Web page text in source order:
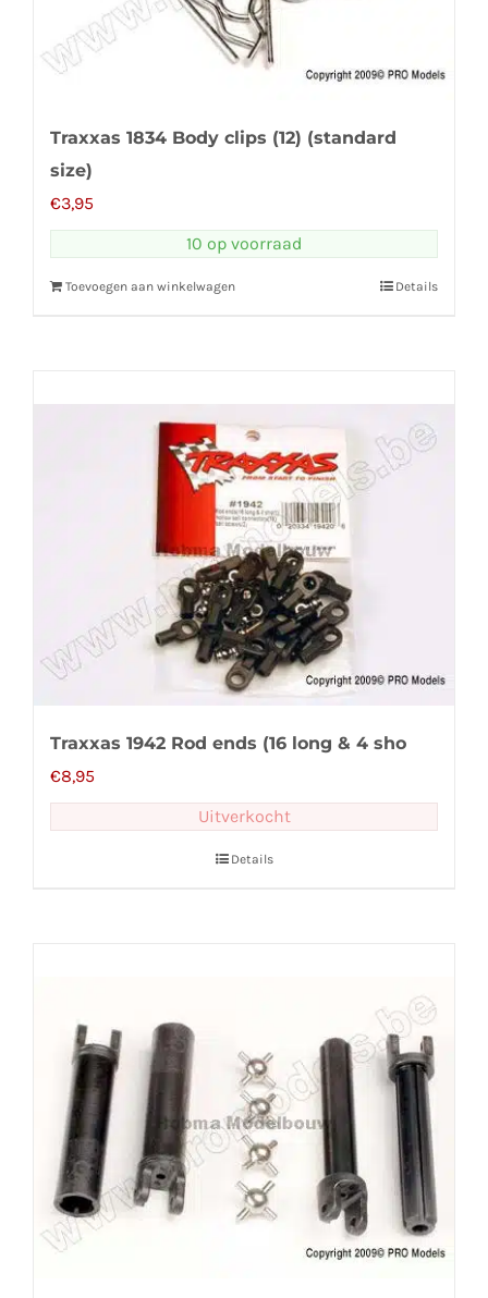
Traxxas 1834 Body clips (12) (standard
size)
€3,95
10 op voorraad
Toevoegen aan winkelwagen Details
Traxxas 1942 Rod ends (16 long & 4 sho
€8,95
Uitverkocht
Details